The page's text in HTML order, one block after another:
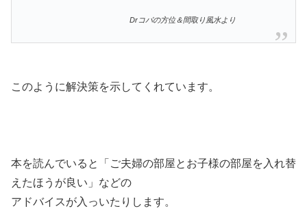
Drコパの方位＆間取り風水より
このように解決策を示してくれています。
本を読んでいると「ご夫婦の部屋とお子様の部屋を入れ替
えたほうが良い」などの
アドバイスが入っいたりします。